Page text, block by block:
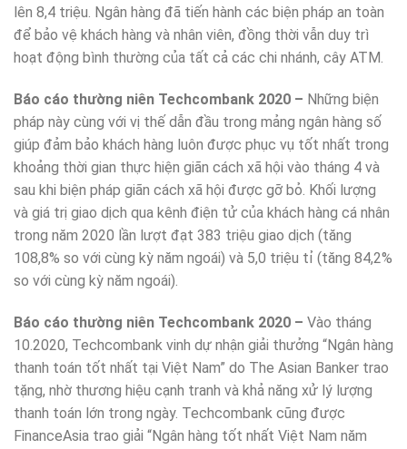
lên 8,4 triệu. Ngân hàng đã tiến hành các biện pháp an toàn
để bảo vệ khách hàng và nhân viên, đồng thời vẫn duy trì
hoạt động bình thường của tất cả các chi nhánh, cây ATM.
Báo cáo thường niên Techcombank 2020 – Những biện
pháp này cùng với vị thế dẫn đầu trong mảng ngân hàng số
giúp đảm bảo khách hàng luôn được phục vụ tốt nhất trong
khoảng thời gian thực hiện giãn cách xã hội vào tháng 4 và
sau khi biện pháp giãn cách xã hội được gỡ bỏ. Khối lượng
và giá trị giao dịch qua kênh điện tử của khách hàng cá nhân
trong năm 2020 lần lượt đạt 383 triệu giao dịch (tăng
108,8% so với cùng kỳ năm ngoái) và 5,0 triệu tỉ (tăng 84,2%
so với cùng kỳ năm ngoái).
Báo cáo thường niên Techcombank 2020 – Vào tháng
10.2020, Techcombank vinh dự nhận giải thưởng “Ngân hàng
thanh toán tốt nhất tại Việt Nam” do The Asian Banker trao
tặng, nhờ thương hiệu cạnh tranh và khả năng xử lý lượng
thanh toán lớn trong ngày. Techcombank cũng được
FinanceAsia trao giải “Ngân hàng tốt nhất Việt Nam năm